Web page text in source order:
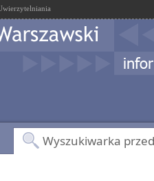
Wyszukiwarka